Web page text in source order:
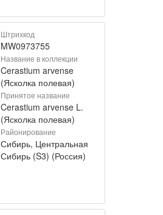
Штрихкод
MW0973755
Название в коллекции
Cerastium arvense
(Ясколка полевая)
Принятое название
Cerastium arvense L.
(Ясколка полевая)
Районирование
Сибирь, Центральная
Сибирь (S3) (Россия)